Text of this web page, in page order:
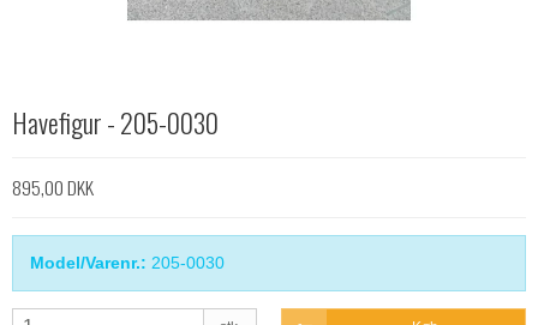
Havefigur - 205-0030
895,00 DKK
Model/Varenr.: 205-0030